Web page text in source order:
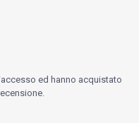
ed hanno acquistato